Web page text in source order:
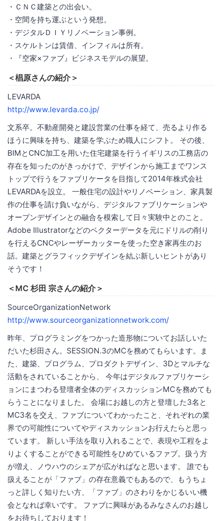
・ＣＮＣ建築との出会い。
・空間を持ち運ぶという発想。
・デジタルＤＩＹリノベーション事例。
・スケルトンは賃借、インフィルは所有。
・『空家×ファブ』ビジネスモデルの展望。
＜椙原さんの紹介＞
LEVARDA
http://www.levarda.co.jp/
文系卒。不動産開発と建設営業の仕事を経て、売るより作る
ほうに興味を持ち、建築を学ぶため職人にシフト。 その後、
BIMとCNC加工を用いた住宅建築を行うイギリスの工務店の
存在を知ったのがきっかけで、デザインから施工までワンス
トップで行うをファブリケータを目指して2014年株式会社
LEVARDAを設立。 一般住宅の設計やリノベーション、家具製
作の仕事を請け負いながら、デジタルファブリケーションや
オープンデザインとの融合を模索して日々実験中とのこと。
Adobe Illustratorなどのベクターデータを元にドリルの削り
を行えるCNCやレーザーカッターを使った空き家再生のお
話。建築とグラフィックデザインを結ぶ新しいヒントがあり
そうです！
＜MC 杉田 宗さんの紹介＞
SourceOrganizationNetwork
http://www.sourceorganizationnetwork.com/
昨年、プログラミングをつかった造形物についてお話しいた
だいた杉田さん。SESSION.3のMCを務めてもらいます。ま
た、建築、プログラム、プロダクトデザイン、3Dとマルチな
活動をされていることから、 今年はデジタルファブリケーシ
ョンにまつわる登壇者全体のディスカッションMCを務めても
らうことになりました。 会場にお越しの方と登壇した3名と
MC3名を交え、ファブについてわかったこと、それぞれの業
界での可能性についてやディスカッションお行えたらと思っ
ています。 新しい手法を取り入れることで、表現や工程をよ
りよくすることができる可能性をひめているファブ。扱う方
が増え、ノウハウのシェアが広がればなと思います。 誰でも
扱えることが「ファブ」の存在意義でもあるので、もうちょ
っと詳しく知りたい方、「ファブ」のさわりをかじるいい機
会となれば幸いです。 ファブに興味があるみなさんのお越し
をお待ちしております！